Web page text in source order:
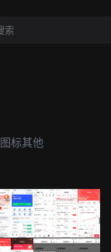
图标其他
京东金融
京东